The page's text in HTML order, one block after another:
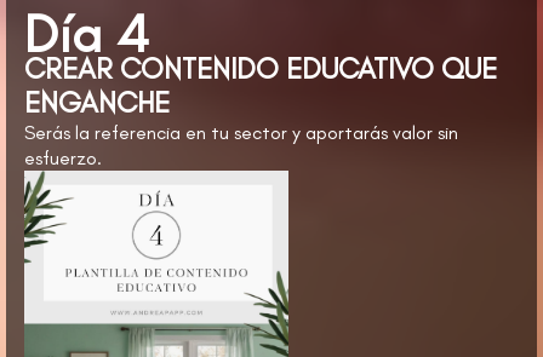
Día 4
CREAR CONTENIDO EDUCATIVO QUE
ENGANCHE
Serás la referencia en tu sector y aportarás valor sin
esfuerzo.